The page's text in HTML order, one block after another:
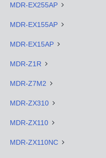
MDR-EX255AP
MDR-EX155AP
MDR-EX15AP
MDR-Z1R
MDR-Z7M2
MDR-ZX310
MDR-ZX110
MDR-ZX110NC